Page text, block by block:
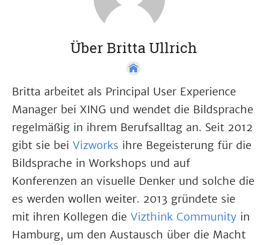
Über Britta Ullrich
Britta arbeitet als Principal User Experience
Manager bei XING und wendet die Bildsprache
regelmäßig in ihrem Berufsalltag an. Seit 2012
gibt sie bei Vizworks ihre Begeisterung für die
Bildsprache in Workshops und auf
Konferenzen an visuelle Denker und solche die
es werden wollen weiter. 2013 gründete sie
mit ihren Kollegen die Vizthink Community in
Hamburg, um den Austausch über die Macht